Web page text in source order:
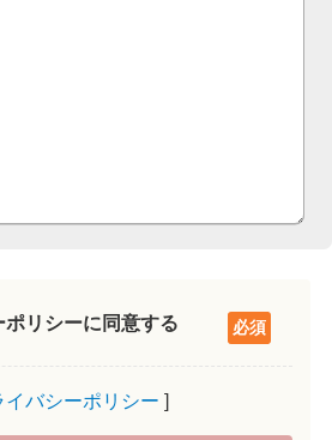
ポリシーに同意する
イバシーポリシー